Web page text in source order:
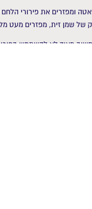
ומפזרים את פירורי
שמן זית, מפזרים מעט מלח
מאוד לא להשתמש